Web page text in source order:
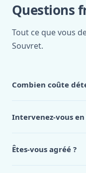
Questions
Tout ce que vous
Souvret.
Combien coûte
Souvret, appelez le
Intervenez-vous
Êtes-vous agréé ?